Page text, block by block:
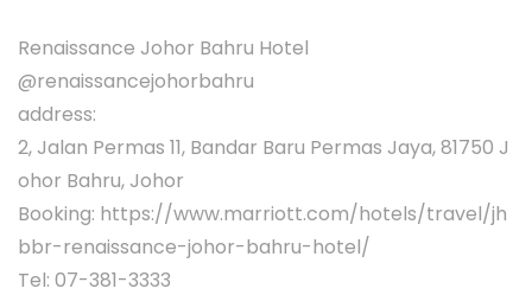
Renaissance Johor Bahru Hotel
@renaissancejohorbahru
address:
2, Jalan Permas 11, Bandar Baru Permas Jaya, 81750 J
ohor Bahru, Johor
Booking: https://www.marriott.com/hotels/travel/jh
bbr-renaissance-johor-bahru-hotel/
Tel: 07-381-3333